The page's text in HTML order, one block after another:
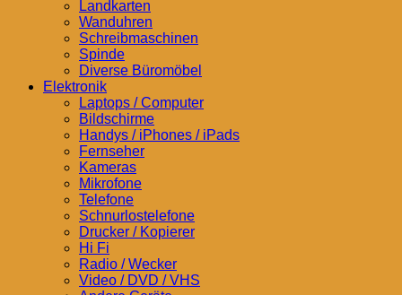
Landkarten
Wanduhren
Schreibmaschinen
Spinde
Diverse Büromöbel
Elektronik
Laptops / Computer
Bildschirme
Handys / iPhones / iPads
Fernseher
Kameras
Mikrofone
Telefone
Schnurlostelefone
Drucker / Kopierer
Hi Fi
Radio / Wecker
Video / DVD / VHS